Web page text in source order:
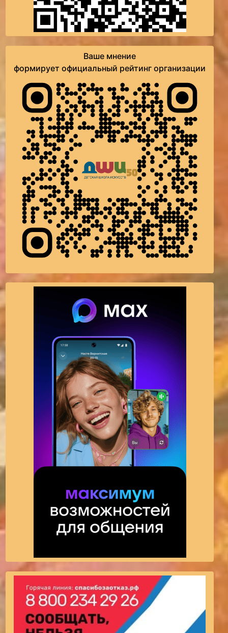
Ваше мнение
формирует официальный рейтинг организации